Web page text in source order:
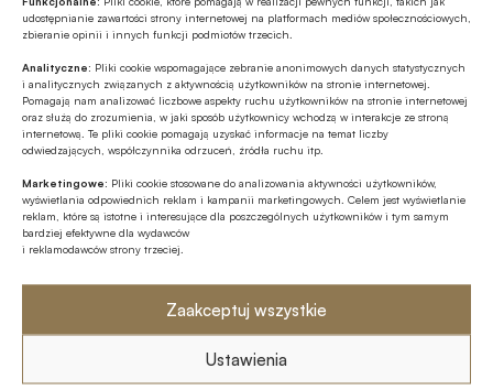
udostępnianie zawartości strony internetowej na platformach mediów społecznościowych,
zbieranie opinii i innych funkcji podmiotów trzecich.
Analityczne: Pliki cookie wspomagające zebranie anonimowych danych statystycznych
i analitycznych związanych z aktywnością użytkowników na stronie internetowej.
Pomagają nam analizować liczbowe aspekty ruchu użytkowników na stronie internetowej
oraz służą do zrozumienia, w jaki sposób użytkownicy wchodzą w interakcje ze stroną
internetową. Te pliki cookie pomagają uzyskać informacje na temat liczby
odwiedzających, współczynnika odrzuceń, źródła ruchu itp.
Marketingowe: Pliki cookie stosowane do analizowania aktywności użytkowników,
wyświetlania odpowiednich reklam i kampanii marketingowych. Celem jest wyświetlanie
reklam, które są istotne i interesujące dla poszczególnych użytkowników i tym samym
bardziej efektywne dla wydawców
i reklamodawców strony trzeciej.
Zaakceptuj wszystkie
Ustawienia
Autor
Robert Lidke
Źródło
BANK.pl